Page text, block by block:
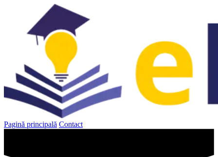
Pagină principală Contact